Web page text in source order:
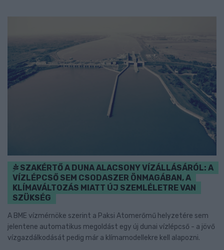
SZAKÉRTŐ A DUNA ALACSONY VÍZÁLLÁSÁRÓL: A
VÍZLÉPCSŐ SEM CSODASZER ÖNMAGÁBAN, A
KLÍMAVÁLTOZÁS MIATT ÚJ SZEMLÉLETRE VAN
SZÜKSÉG
A BME vízmérnöke szerint a Paksi Atomerőmű helyzetére sem
jelentene automatikus megoldást egy új dunai vízlépcső - a jövő
vízgazdálkodását pedig már a klímamodellekre kell alapozni.